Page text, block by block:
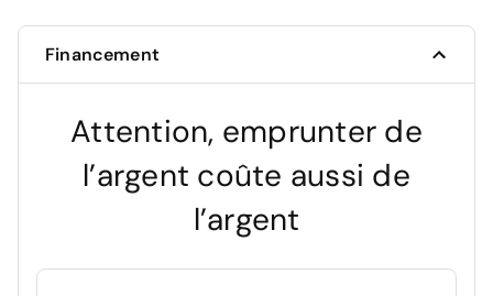
Financement
Attention, emprunter de
l’argent coûte aussi de
l’argent